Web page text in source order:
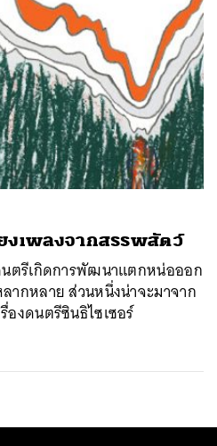
งเพลงจากสรรพสัตว์
ตรีเกิดการพัฒนาแตกหน่อออก
ากหลาย ส่วนหนึ่งน่าจะมาจาก
องดนตรีซินธิไซเซอร์